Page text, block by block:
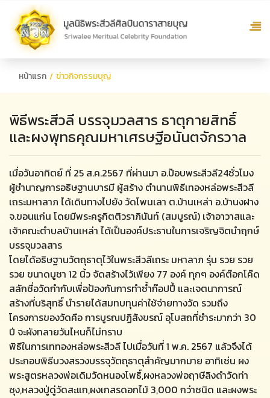
หน้าแรก ข่าวกิจกรรมบุญ
พิธีพระสีวลี บรรจุมวลสาร ธาตุกายสิทธิ์
และผงพุทธคุณมหาเศรษฐีอนันตจักรวาล
เมื่อวันอาทิตย์ ที่ 25 ส.ค.2567 ที่ผ่านมา อ.ป๊อบพระสีวลี24ชั่วโมง
ผู้ชำนาญการอธิษฐานบารมี ผู้สร้าง ตำนานพิธีเทองหล่อพระสีวลี
เถระมหาลาภ ได้เดินทางไปยัง วัดโพนเลา ต.บ้านเหล่า อ.บ้านงฝาง
จ.ขอนแก่น โดยมีพระครูกิตติวราภินันท์ (สมบูรณ์) เจ้าอาวาสและ
เจ้าคณะตำบลบ้านเหล่า ได้เป็นองค์ประธานในการเจริญจิตนำฤกษ์
บรรจุมวลสาร
โดยได้อธิษฐานวัตถุธาตุไว้ในพระสีวลีเถระ มหาลาภ รุ่น รวย รวย
รวย ขนาดบูชา 12 นิ้ว จัดสร้างไว้เพียง 77 องค์ ทุกๆ องค์ต๊อกโค๊ด
สลักชื่อวัดกำกับเพื่อป้องกันการทำซ้ำก๊อปปี้ และเจตนาการณ์
สร้างที่บริสุทธิ์ นำรายได้สมทบทุนค่าใช้จ่ายทางวัด รวมถึง
โครงการของวัดคือ การบูรณปฏิสังขรณ์ อุโบสถที่ชำระมากว่า 30
ปี จะผังทลายวันไหนก็ไม่ทราบ
พิธีในการเททองหล่อพระสีวลี ไปเมื่อวันที่ 1 พ.ค. 2567 แล้วจึงได้
ประกอบพิธีบวงสรวงบรรจุวัตถุธาตุสำคัญมากมาย อาทิเช่น ผง
พระสูตรหลวงพ่อเดิมวัดหนองโพธิ์,ผงหลวงพ่อฤาษีลิงดำวัดท่า
ซุง,หลวงปู่ดู่วัดสะแก,ผงเกสรดอกไม้ 3,000 กว่าชนิด และผงพระ